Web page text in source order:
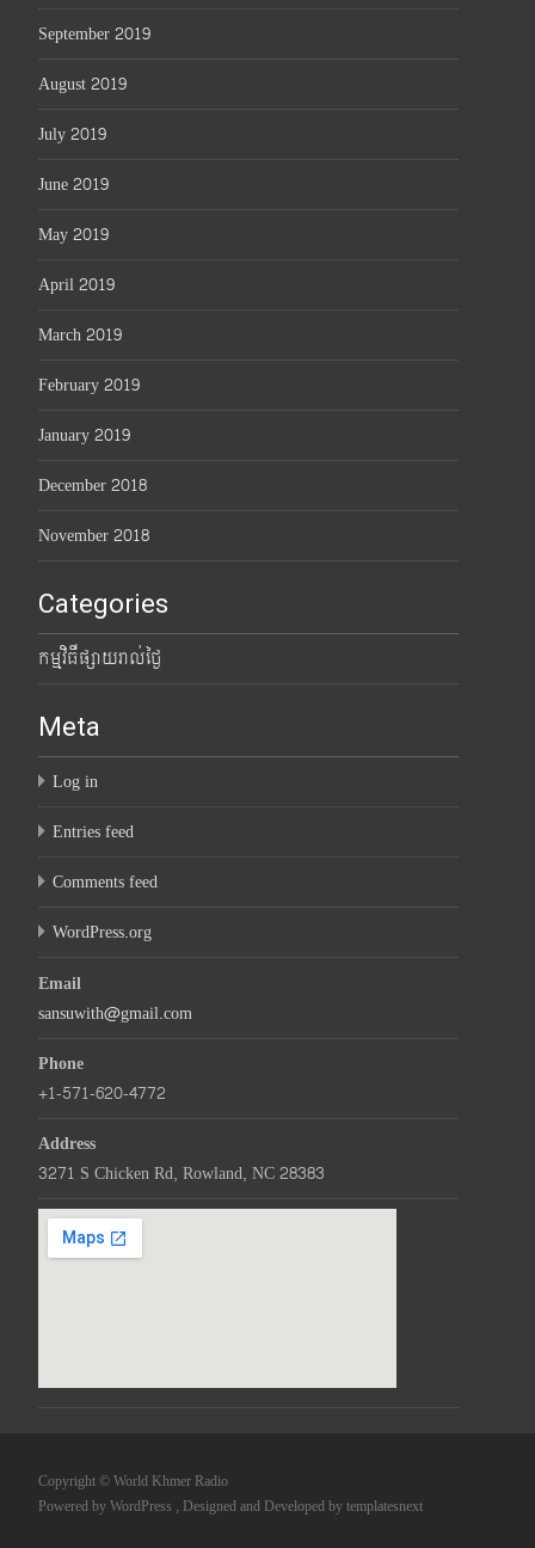
September 2019
August 2019
July 2019
June 2019
May 2019
April 2019
March 2019
February 2019
January 2019
December 2018
November 2018
Categories
កម្មវិធីផ្សាយរាល់ថ្ងៃ
Meta
Log in
Entries feed
Comments feed
WordPress.org
Email
sansuwith@gmail.com
Phone
+1-571-620-4772
Address
3271 S Chicken Rd, Rowland, NC 28383
Copyright © World Khmer Radio
Powered by WordPress , Designed and Developed bytemplatesnext